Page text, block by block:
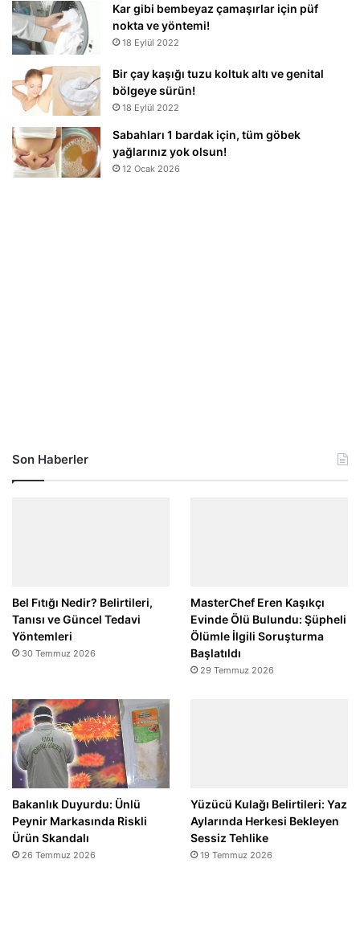
Kar gibi bembeyaz çamaşırlar için püf
nokta ve yöntemi!
18 Eylül 2022
Bir çay kaşığı tuzu koltuk altı ve genital
bölgeye sürün!
18 Eylül 2022
Sabahları 1 bardak için, tüm göbek
yağlarınız yok olsun!
12 Ocak 2026
Son Haberler
Bel Fıtığı Nedir? Belirtileri,
Tanısı ve Güncel Tedavi
Yöntemleri
30 Temmuz 2026
MasterChef Eren Kaşıkçı
Evinde Ölü Bulundu: Şüpheli
Ölümle İlgili Soruşturma
Başlatıldı
29 Temmuz 2026
Bakanlık Duyurdu: Ünlü
Peynir Markasında Riskli
Ürün Skandalı
26 Temmuz 2026
Yüzücü Kulağı Belirtileri: Yaz
Aylarında Herkesi Bekleyen
Sessiz Tehlike
19 Temmuz 2026